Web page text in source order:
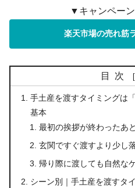
▼キャンペー
楽天市場の売れ筋
目次
手土産を渡すタイミングは
基本
最初の挨拶が終わったあ
玄関ですぐ渡すより少し
帰り際に渡しても自然な
シーン別｜手土産を渡すタ